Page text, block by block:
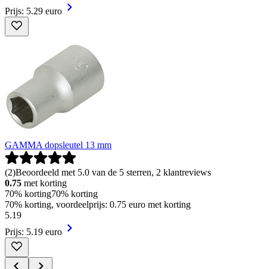
Prijs: 5.29 euro
GAMMA dopsleutel 13 mm
(2)Beoordeeld met 5.0 van de 5 sterren, 2 klantreviews
0.75 met korting
70% korting70% korting
70% korting, voordeelprijs: 0.75 euro met korting
5.19
Prijs: 5.19 euro